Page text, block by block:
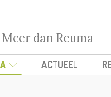
Meer dan Reuma
ACTUEEL